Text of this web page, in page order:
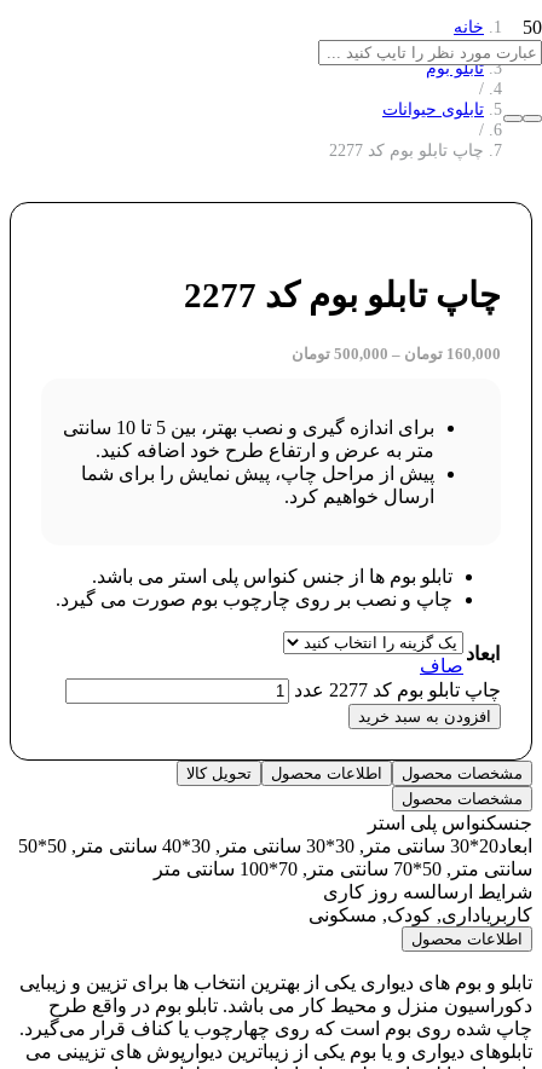
خانه
/
تابلو بوم
/
تابلوی حیوانات
/
چاپ تابلو بوم کد 2277
چاپ تابلو بوم کد 2277
160,000 تومان –
500,000 تومان
برای اندازه گیری و نصب بهتر، بین 5 تا 10 سانتی
متر به عرض و ارتفاع طرح خود اضافه کنید.
پیش از مراحل چاپ، پیش نمایش را برای شما
ارسال خواهیم کرد.
تابلو بوم ها از جنس کنواس پلی استر می باشد.
چاپ و نصب بر روی چارچوب بوم صورت می گیرد.
ابعاد
صاف
چاپ تابلو بوم کد 2277 عدد
افزودن به سبد خرید
مشخصات محصول اطلاعات محصول
تحویل کالا
مشخصات محصول
جنسکنواس پلی استر
ابعاد
20*30 سانتی متر, 30*30 سانتی متر, 30*40 سانتی متر, 50*50
سانتی متر, 50*70 سانتی متر, 70*100 سانتی متر
شرایط ارسالسه روز کاری
کاربریاداری, کودک, مسکونی
اطلاعات محصول
تابلو و بوم های دیواری یکی از بهترین انتخاب ها برای تزیین و زیبایی
دکوراسیون منزل و محیط کار می باشد. تابلو بوم در واقع طرح
چاپ شده روی بوم است که روی چهارچوب یا کناف قرار می‌گیرد.
تابلوهای دیواری و یا بوم یکی از زیباترین دیوارپوش های تزیینی می